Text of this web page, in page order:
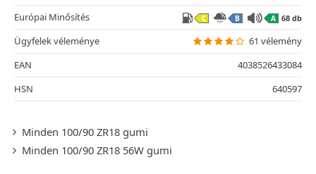
Európai Minősítés
C B A 68 db
Ügyfelek véleménye
61 vélemény
EAN
4038526433084
HSN
640597
Minden 100/90 ZR18 gumi
Minden 100/90 ZR18 56W gumi